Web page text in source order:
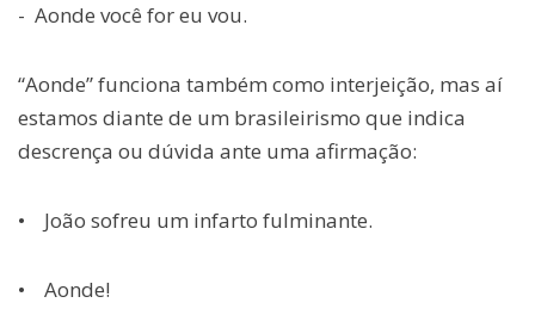
- Aonde você for eu vou.
“Aonde” funciona também como interjeição, mas aí
estamos diante de um brasileirismo que indica
descrença ou dúvida ante uma afirmação:
• João sofreu um infarto fulminante.
• Aonde!